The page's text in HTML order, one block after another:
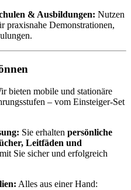
& Ausbildungen: Nutzen
praxisnahe Demonstrationen,
bieten mobile und stationäre
– vom Einsteiger-Set
Sie erhalten persönliche
Leitfäden und
Sie sicher und erfolgreich
Alles aus einer Hand: